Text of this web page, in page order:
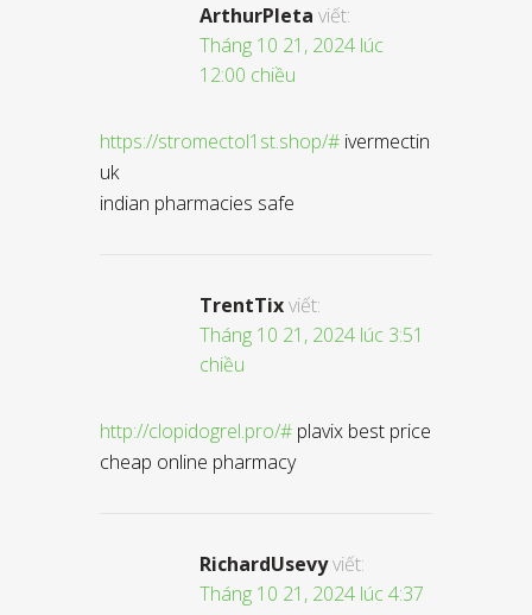
ArthurPleta viết:
Tháng 10 21, 2024 lúc
12:00 chiều
https://stromectol1st.shop/# ivermectin
uk
indian pharmacies safe
TrentTixviết:
Tháng 10 21, 2024 lúc 3:51
chiều
http://clopidogrel.pro/# plavix best price
cheap online pharmacy
RichardUsevyviết:
Tháng 10 21, 2024 lúc 4:37